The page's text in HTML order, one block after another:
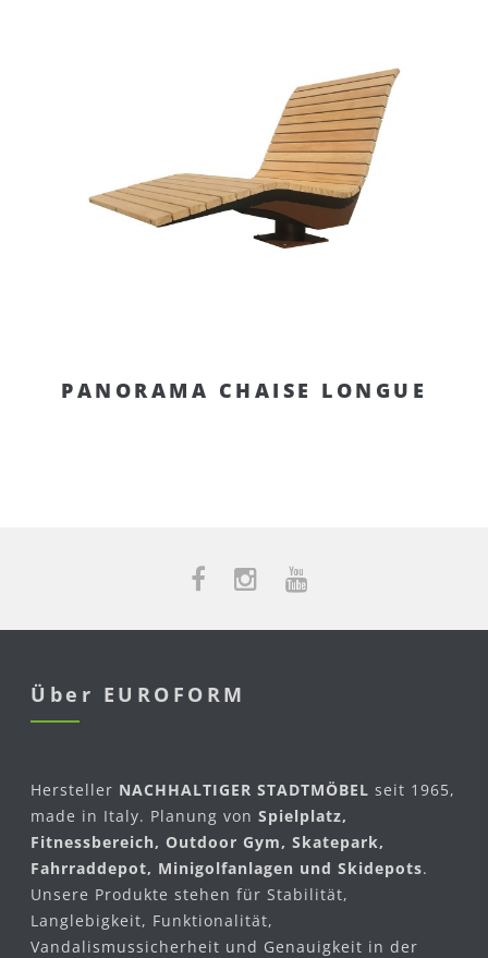
PANORAMA CHAISE LONGUE
Über EUROFORM
Hersteller NACHHALTIGER STADTMÖBEL seit 1965,
made in Italy. Planung von Spielplatz,
Fitnessbereich, Outdoor Gym, Skatepark,
Fahrraddepot, Minigolfanlagen und Skidepots.
Unsere Produkte stehen für Stabilität,
Langlebigkeit, Funktionalität,
Vandalismussicherheit und Genauigkeit in der